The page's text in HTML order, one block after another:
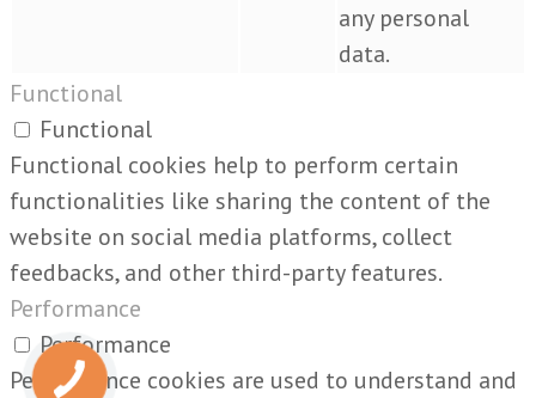
any personal
data.
Functional
Functional
Functional cookies help to perform certain
functionalities like sharing the content of the
website on social media platforms, collect
feedbacks, and other third-party features.
Performance
Performance
Performance cookies are used to understand and